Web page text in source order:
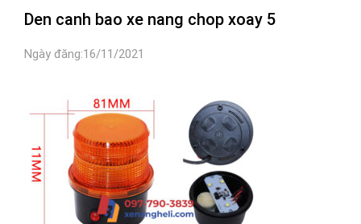
Den canh bao xe nang chop xoay 5
Ngày đăng:16/11/2021